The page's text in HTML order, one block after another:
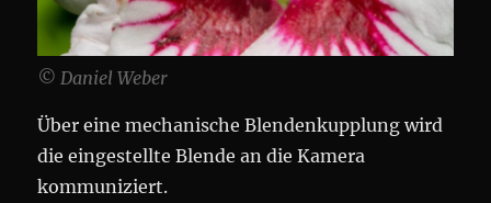
© Daniel Weber
Über eine mechanische Blendenkupplung wird
die eingestellte Blende an die Kamera
kommuniziert.